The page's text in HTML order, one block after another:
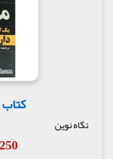
نگاه نوین